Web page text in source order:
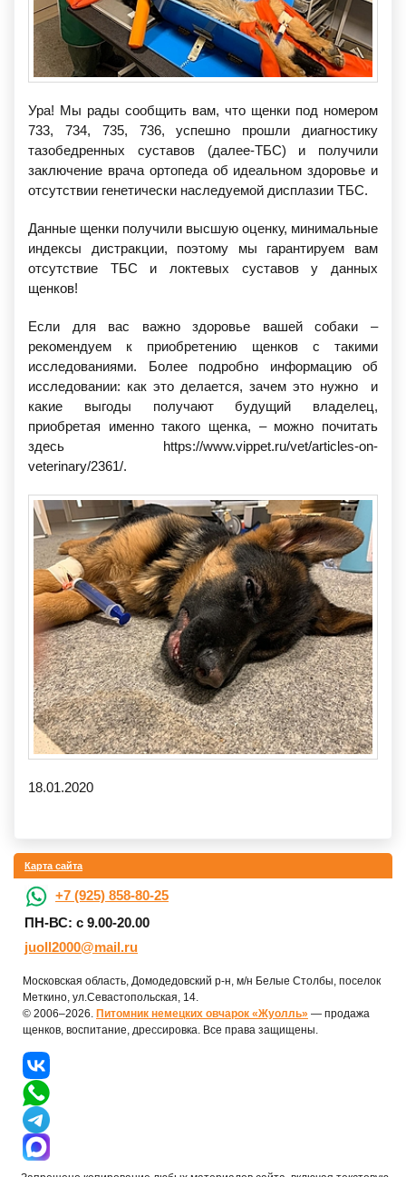
Ура! Мы рады сообщить вам, что щенки под номером
733, 734, 735, 736, успешно прошли диагностику
тазобедренных суставов (далее-ТБС) и получили
заключение врача ортопеда об идеальном здоровье и
отсутствии генетически наследуемой дисплазии ТБС.
Данные щенки получили высшую оценку, минимальные
индексы дистракции, поэтому мы гарантируем вам
отсутствие ТБС и локтевых суставов у данных
щенков!
Если для вас важно здоровье вашей собаки –
рекомендуем к приобретению щенков с такими
исследованиями. Более подробно информацию об
исследовании: как это делается, зачем это нужно и
какие выгоды получают будущий владелец,
приобретая именно такого щенка, – можно почитать
здесь https://www.vippet.ru/vet/articles-on-
veterinary/2361/.
18.01.2020
Карта сайта
+7 (925) 858-80-25
ПН-ВС: с 9.00-20.00
juoll2000@mail.ru
Московская область, Домодедовский р-н, м/н Белые Столбы, поселок
Меткино, ул.Севастопольская, 14.
© 2006–2026. Питомник немецких овчарок «Жуолль» — продажа
щенков, воспитание, дрессировка. Все права защищены.